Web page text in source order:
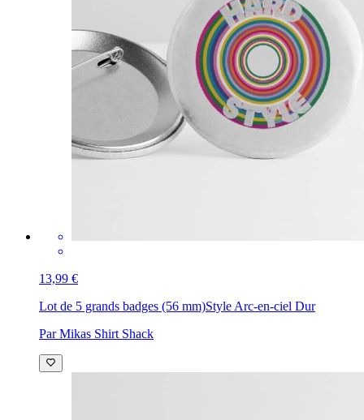
13,99 €
Lot de 5 grands badges (56 mm)Style Arc-en-ciel Dur
Par Mikas Shirt Shack